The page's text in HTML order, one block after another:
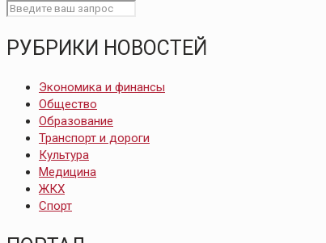
РУБРИКИ НОВОСТЕЙ
Экономика и финансы
Общество
Образование
Транспорт и дороги
Культура
Медицина
ЖКХ
Спорт